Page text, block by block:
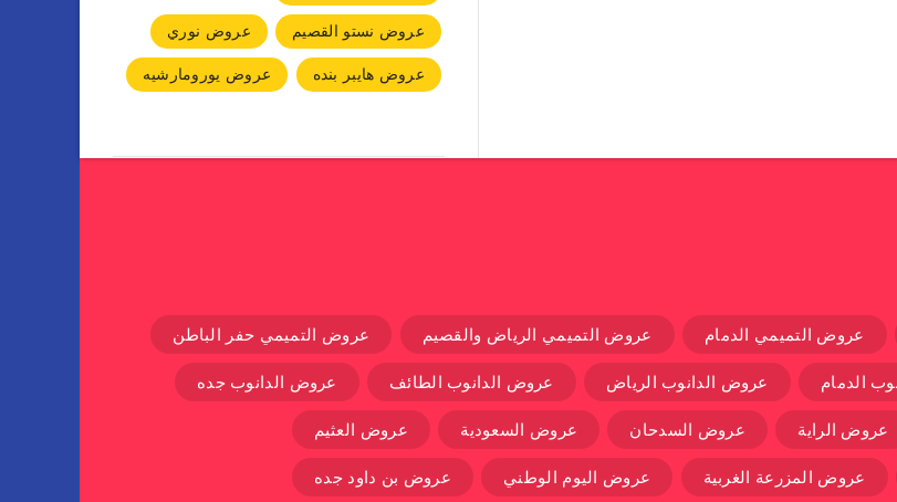
عروض نستو القصيم
عروض نوري
عروض هايبر بنده
عروض يورومارشيه
عروض التميمي الدمام عروض التميمي الرياض والقصيم عروض التميمي حفر الباطن
الدمام عروض الدانوب الرياض عروض الدانوب الطائف عروض الدانوب جده
عروض الراية عروض السدحان عروض السعودية عروض العثيم
عروض المزرعة الغربية عروض اليوم الوطني عروض بن داود جده